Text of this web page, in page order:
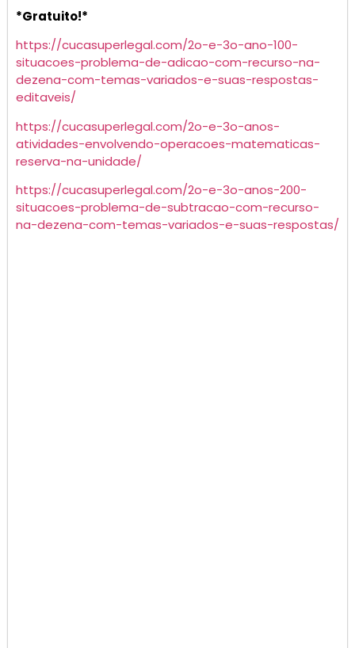
*Gratuito!*
https://cucasuperlegal.com/2o-e-3o-ano-100-
situacoes-problema-de-adicao-com-recurso-na-
dezena-com-temas-variados-e-suas-respostas-
editaveis/
https://cucasuperlegal.com/2o-e-3o-anos-
atividades-envolvendo-operacoes-matematicas-
reserva-na-unidade/
https://cucasuperlegal.com/2o-e-3o-anos-200-
situacoes-problema-de-subtracao-com-recurso-
na-dezena-com-temas-variados-e-suas-respostas/